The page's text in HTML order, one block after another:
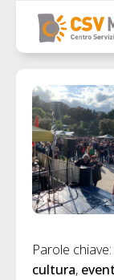
Parole chiave:
cultura